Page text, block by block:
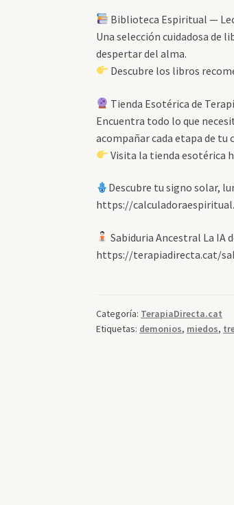
Biblioteca Espiritual —
Una selección cuidadosa de
despertar del alma.
Descubre los libros
Tienda Esotérica de
Encuentra todo lo que
acompañar cada etapa de tu
Visita la tienda
Descubre tu signo solar,
https://
Sabiduria Ancestral La IA
https://terapiadirecta.cat/
Categoría: TerapiaDirecta.cat
Etiquetas: demonios, miedos,